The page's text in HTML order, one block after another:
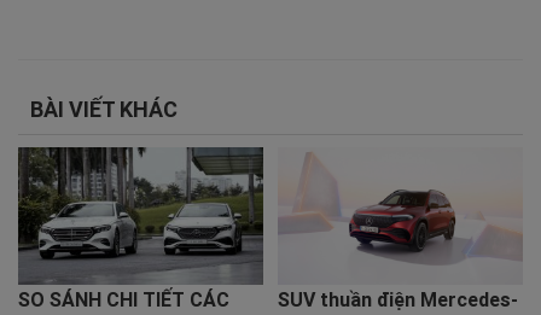
BÀI VIẾT KHÁC
SO SÁNH CHI TIẾT CÁC
SUV thuần điện Mercedes-